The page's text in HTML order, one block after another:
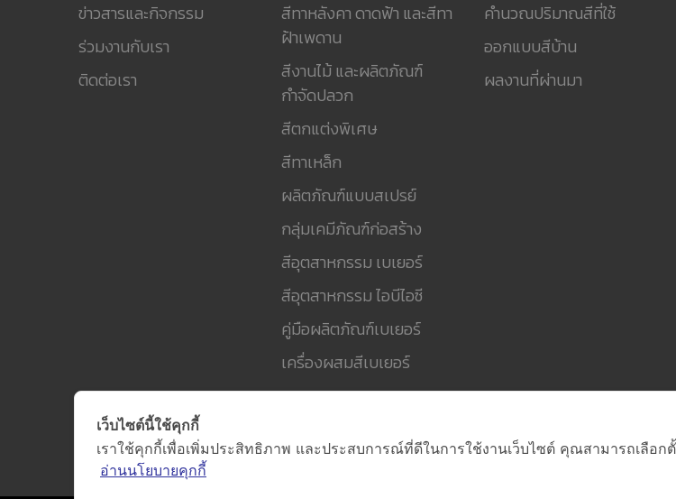
ข่าวสารและกิจกรรม
ร่วมงานกับเรา
ติดต่อเรา
สีทาหลังคา ดาดฟ้า และสีทา
ฝ้าเพดาน
สีงานไม้ และผลิตภัณฑ์
กำจัดปลวก
สีตกแต่งพิเศษ
สีทาเหล็ก
ผลิตภัณฑ์แบบสเปรย์
กลุ่มเคมีภัณฑ์ก่อสร้าง
สีอุตสาหกรรม เบเยอร์
สีอุตสาหกรรม ไอบีไอซี
คู่มือผลิตภัณฑ์เบเยอร์
เครื่องผสมสีเบเยอร์
คำนวณปริมาณสีที่ใช้
ออกแบบสีบ้าน
ผลงานที่ผ่านมา
เว็บไซต์นี้ใช้คุกกี้
เราใช้คุกกี้เพื่อเพิ่มประสิทธิภาพ และประสบการณ์ที่ดีในการใช้งานเว็บไซต์ คุณสามารถเลือ
อ่านนโยบายคุกกี้